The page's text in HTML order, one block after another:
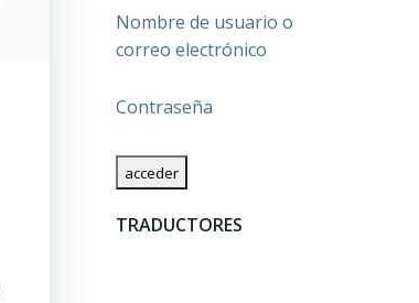
Nombre de usuario o
correo electrónico
Contraseña
TRADUCTORES